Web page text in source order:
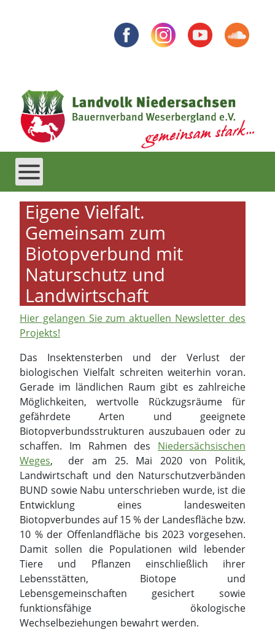
Eigene Vielfalt.
Gemeinsam zum
Biotopverbund mit
Naturschutz und
Landwirtschaft
Hier gelangen Sie zum aktuellen Newsletter des
Projekts!
Das Insektensterben und der Verlust der
biologischen Vielfalt schreiten weiterhin voran.
Gerade im ländlichen Raum gibt es zahlreiche
Möglichkeiten, wertvolle Rückzugsräume für
gefährdete Arten und geeignete
Biotopverbundsstrukturen auszubauen oder zu
schaffen. Im Rahmen des Niedersächsischen
Weges, der am 25. Mai 2020 von Politik,
Landwirtschaft und den Naturschutzverbänden
BUND sowie Nabu unterschrieben wurde, ist die
Entwicklung eines landesweiten
Biotopverbundes auf 15 % der Landesfläche bzw.
10 % der Offenlandfläche bis 2023 vorgesehen.
Damit sollen die Populationen wild lebender
Tiere und Pflanzen einschließlich ihrer
Lebensstätten, Biotope und
Lebensgemeinschaften gesichert sowie
funktionsfähige ökologische
Wechselbeziehungen bewahrt werden.